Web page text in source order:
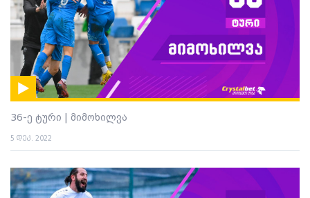
36-ე ტური | მიმოხილვა
5 დეკ. 2022